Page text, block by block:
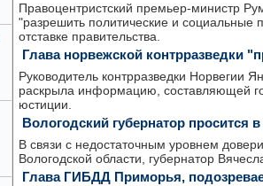
Правоцентристский премьер-министр
"разрешить политические и социальные
отставке правительства.
Глава норвежской контрразведки
Руководитель контрразведки Норвегии
раскрыла информацию, составляющей
юстиции.
Вологодский губернатор просится
В связи с недостаточным уровнем
Вологодской области, губернатор
Глава ГИБДД Приморья,